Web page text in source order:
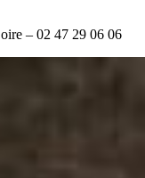
– 02 47 29 06 06